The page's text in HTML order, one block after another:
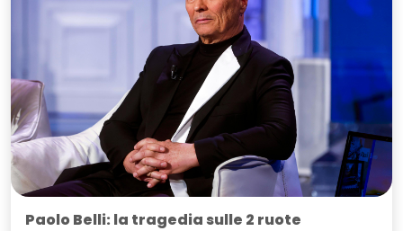
Paolo Belli: la tragedia sulle 2 ruote